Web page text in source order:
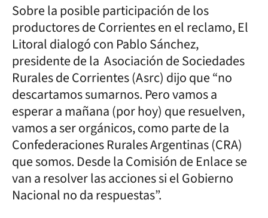
Sobre la posible participación de los
productores de Corrientes en el reclamo, El
Litoral dialogó con Pablo Sánchez,
presidente de la Asociación de Sociedades
Rurales de Corrientes (Asrc) dijo que “no
descartamos sumarnos. Pero vamos a
esperar a mañana (por hoy) que resuelven,
vamos a ser orgánicos, como parte de la
Confederaciones Rurales Argentinas (CRA)
que somos. Desde la Comisión de Enlace se
van a resolver las acciones si el Gobierno
Nacional no da respuestas”.